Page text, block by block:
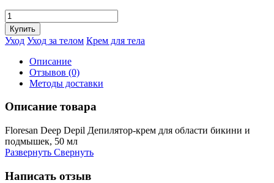
Уход Уход за телом Крем для тела
Описание
Отзывов (0)
Методы доставки
Описание товара
Floresan Deep Depil Депилятор-крем для области бикини и
подмышек, 50 мл
Развернуть Свернуть
Написать отзыв